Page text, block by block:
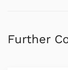
Further